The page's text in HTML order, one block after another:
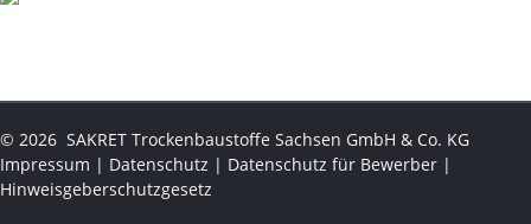
© 2026 SAKRET Trockenbaustoffe Sachsen GmbH & Co. KG
Impressum | Datenschutz | Datenschutz für Bewerber |
Hinweisgeberschutzgesetz